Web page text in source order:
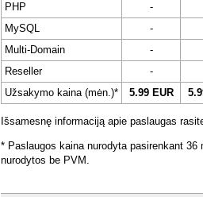
PHP
-
MySQL
-
Multi-Domain
-
Reseller
-
Užsakymo kaina (mėn.)*
5.99 EUR
Išsamesnę informaciją apie paslaugas
* Paslaugos kaina nurodyta pasirenkant
nurodytos be PVM.